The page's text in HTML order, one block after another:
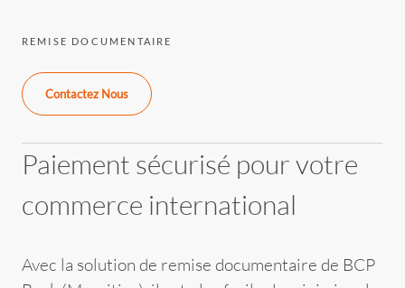
REMISE DOCUMENTAIRE
Contactez Nous
Paiement sécurisé pour votre
commerce international
Avec la solution de remise documentaire de BCP